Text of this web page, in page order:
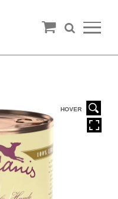
HOVER